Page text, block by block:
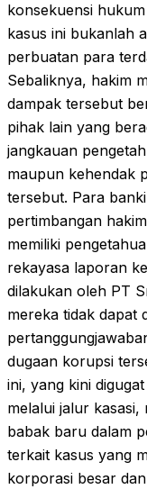
konsekuensi
kasus ini bukanlah
perbuatan para
Sebaliknya, hakim
dampak tersebut
pihak lain yang
jangkauan
maupun kehendak
tersebut. Para
pertimbangan
memiliki
rekayasa laporan
dilakukan oleh PT
mereka tidak dapat
dugaan korupsi
ini, yang kini
melalui jalur kasasi,
babak baru dalam
terkait kasus yang
korporasi besar